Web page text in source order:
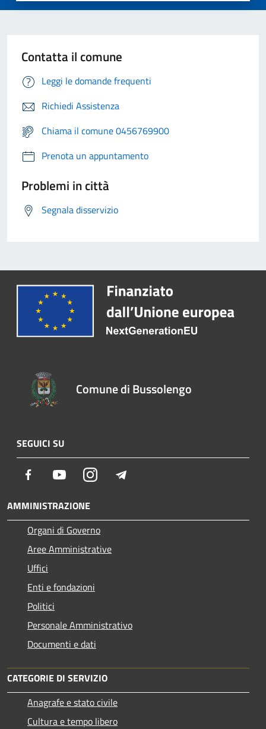
Contatta il comune
Leggi le domande frequenti
Richiedi Assistenza
Chiama il comune 0456769900
Prenota un appuntamento
Problemi in città
Segnala disservizio
Comune di Bussolengo
SEGUICI SU
Facebook YoutubeInstagram
AMMINISTRAZIONE
Organi di Governo
Aree Amministrative
Uffici
Enti e fondazioni
Politici
Personale Amministrativo
Documenti e dati
CATEGORIE DI SERVIZIO
Anagrafe e stato civile
Cultura e tempo libero